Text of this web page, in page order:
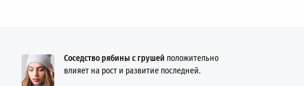
Соседство рябины с грушей положительно
влияет на рост и развитие последней.